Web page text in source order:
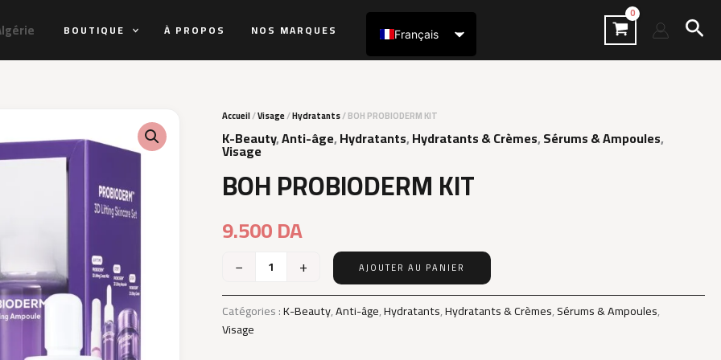
BOUTIQUE À PROPOS NOS MARQUES
Français
العربية
Accueil/Visage/Hydratants/ BOH PROBIODERM KIT
K-Beauty,Anti-âge,Hydratants,Hydratants & Crèmes,Sérums & Ampoules,
Visage
BOH PROBIODERM KIT
9.500DA
−
quantité
de
BOH
PROBIODERM
KIT
+ AJOUTER AU PANIER
Catégories :K-Beauty,Anti-âge,Hydratants,Hydratants & Crèmes,Sérums & Ampoules,
Visage